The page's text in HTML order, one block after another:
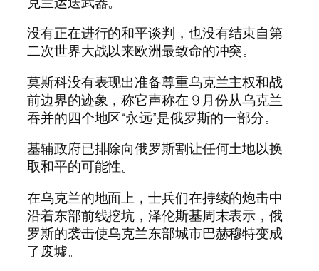
没有正在进行的和平谈判，也没有结束自第
二次世界大战以来欧洲最致命的冲突。
莫斯科没有表现出准备尊重乌克兰主权和战
前边界的迹象，称它声称在 9 月份从乌克兰
吞并的四个地区“永远”是俄罗斯的一部分。
基辅政府已排除向俄罗斯割让任何土地以换
取和平的可能性。
在乌克兰的地面上，士兵们在持续的炮击中
沿着东部前线挖坑，泽伦斯基周末表示，俄
罗斯的袭击使乌克兰东部城市巴赫穆特变成
了废墟。